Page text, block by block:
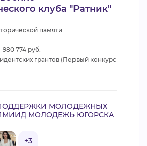
клуба "Ратник"
памяти
980 774 руб.
грантов (Первый конкурс
МОЛОДЕЖНЫХ
МОЛОДЕЖЬ ЮГОРСКА
+3